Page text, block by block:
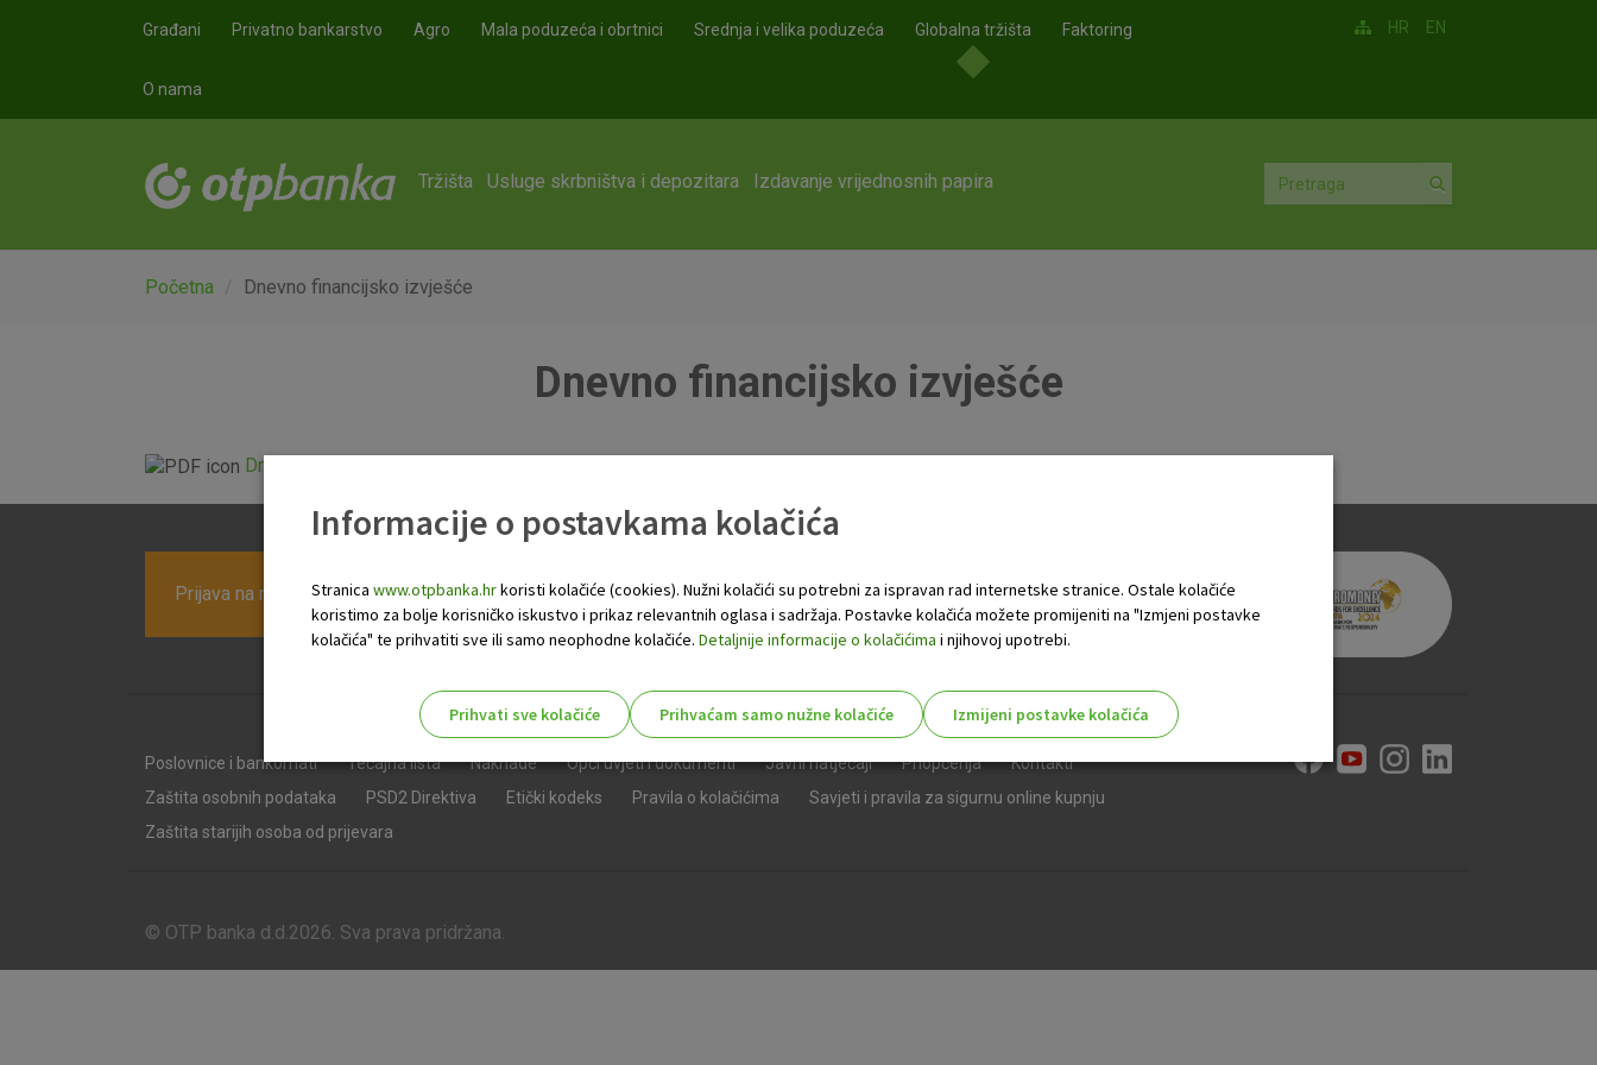
Građani Privatno bankarstvo Agro Mala poduzeća i obrtnici Srednja i velika poduzeća Globalna tržišta Faktoring
O nama
HR EN
Tržišta Usluge skrbništva i depozitara Izdavanje vrijednosnih papira
Početna Dnevno financijsko izvješće
Dnevno financijsko izvješće
Dnevno financijsko izvješće.pdf
Prijava na newsletter OTP banke
Poslovnice i bankomati Tečajna lista Naknade Opći uvjeti i dokumenti Javni natječaji Priopćenja
Kontakti
Zaštita osobnih podataka
PSD2 Direktiva Etički kodeks Pravila o kolačićima
Savjeti i pravila za sigurnu online kupnju
Zaštita starijih osoba od prijevara
© OTP banka d.d.2026. Sva prava pridržana.
Informacije o postavkama kolačića
Stranica www.otpbanka.hrkoristi kolačiće (cookies). Nužni kolačići su potrebni za ispravan rad internetske stranice. Ostale kolačiće
koristimo za bolje korisničko iskustvo i prikaz relevantnih oglasa i sadržaja. Postavke kolačića možete promijeniti na "Izmjeni postavke
kolačića" te prihvatiti sve ili samo neophodne kolačiće. Detaljnije informacije o kolačićima i njihovoj upotrebi.
Prihvati sve kolačiće Prihvaćam samo nužne kolačiće
Izmijeni postavke kolačića